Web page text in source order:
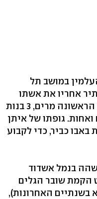
במושב תל
אחריו את אשתו
השנייה עופרה מאירסון, אשתו הראשונה מרים, 3 בנות
ואחות. גופתו של איתן
כביר, כדי לקבוע
כי איתן, בן 75, ששהה בנמל אשדוד
הקמת שובר הגלים
בשנתיים האחרונות),